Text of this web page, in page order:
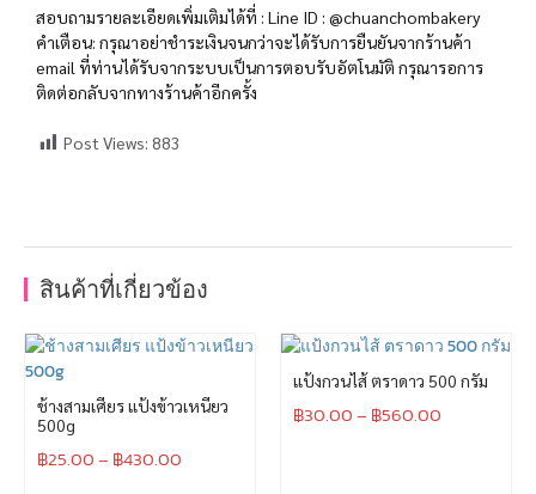
สอบถามรายละเอียดเพิ่มเติมได้ที่ : Line ID : @chuanchombakery
คำเตือน: กรุณาอย่าชำระเงินจนกว่าจะได้รับการยืนยันจากร้านค้า
email ที่ท่านได้รับจากระบบเป็นการตอบรับอัตโนมัติ กรุณารอการ
ติดต่อกลับจากทางร้านค้าอีกครั้ง
Post Views: 883
สินค้าที่เกี่ยวข้อง
ช้างสามเศียร แป้งข้าวเหนียว
500g
฿25.00– ฿430.00
แป้งกวนไส้ ตราดาว 500 กรัม
฿30.00– ฿560.00